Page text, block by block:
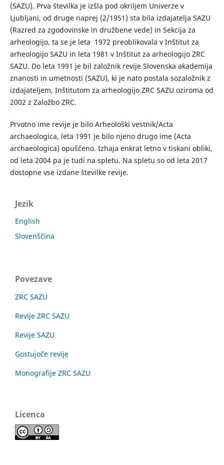
(SAZU). Prva številka je izšla pod okriljem Univerze v
Ljubljani, od druge naprej (2/1951) sta bila izdajatelja SAZU
(Razred za zgodovinske in družbene vede) in Sekcija za
arheologijo, ta se je leta 1972 preoblikovala v Inštitut za
arheologijo SAZU in leta 1981 v Inštitut za arheologijo ZRC
SAZU. Do leta 1991 je bil založnik revije Slovenska akademija
znanosti in umetnosti (SAZU), ki je nato postala sozaložnik z
izdajateljem, Inštitutom za arheologijo ZRC SAZU oziroma od
2002 z Založbo ZRC.
Prvotno ime revije je bilo Arheološki vestnik/Acta
archaeologica, leta 1991 je bilo njeno drugo ime (Acta
archaeologica) opuščeno. Izhaja enkrat letno v tiskani obliki,
od leta 2004 pa je tudi na spletu. Na spletu so od leta 2017
dostopne vse izdane številke revije.
Jezik
English
Slovenščina
Povezave
ZRC SAZU
Revije ZRC SAZU
Revije SAZU
Gostujoče revije
Monografije ZRC SAZU
Licenca